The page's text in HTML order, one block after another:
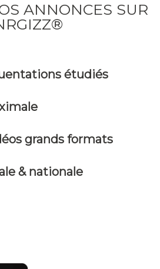
ANNONCES SUR
étudiés
grands formats
& nationale